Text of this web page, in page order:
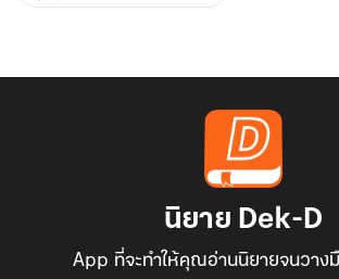
นิยาย Dek-D
App ที่จะทำให้คุณอ่านนิยายจนวาง